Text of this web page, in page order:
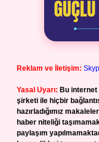
Reklam ve İletişim:
Yasal Uyarı: Bu
şirketi ile hiçbir
hazırladığımız
haber niteliği
paylaşım